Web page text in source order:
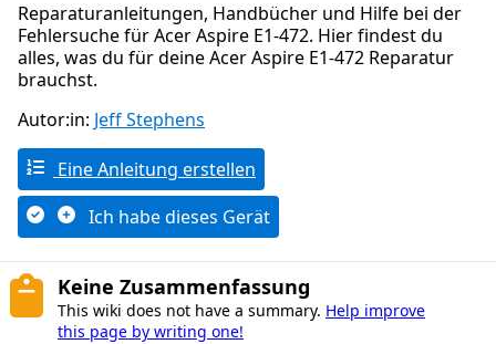
Reparaturanleitungen, Handbücher und Hilfe bei der
Fehlersuche für Acer Aspire E1-472. Hier findest du
alles, was du für deine Acer Aspire E1-472 Reparatur
brauchst.
Autor:in: Jeff Stephens
Eine Anleitung erstellen
Ich habe dieses Gerät
Keine Zusammenfassung
This wiki does not have a summary. Help improve
this page by writing one!